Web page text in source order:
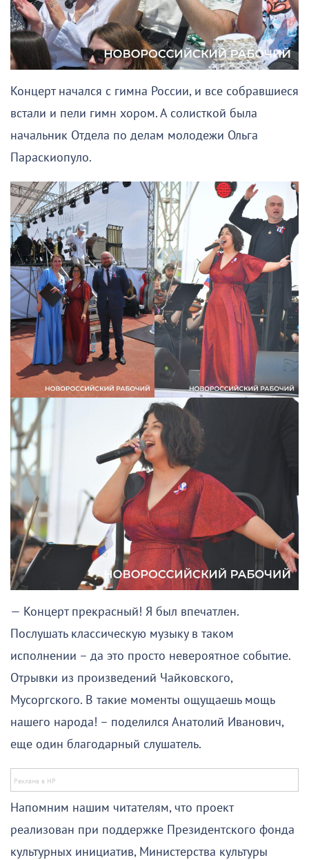
Концерт начался с гимна России, и все собравшиеся
встали и пели гимн хором. А солисткой была
начальник Отдела по делам молодежи Ольга
Параскиопуло.
— Концерт прекрасный! Я был впечатлен.
Послушать классическую музыку в таком
исполнении – да это просто невероятное событие.
Отрывки из произведений Чайковского,
Мусоргского. В такие моменты ощущаешь мощь
нашего народа! – поделился Анатолий Иванович,
еще один благодарный слушатель.
Напомним нашим читателям, что проект
реализован при поддержке Президентского фонда
культурных инициатив, Министерства культуры